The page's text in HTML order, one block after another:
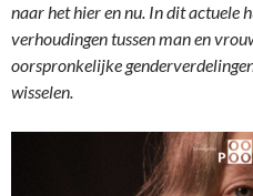
naar het hier en nu. In dit actuele
verhoudingen tussen man en
oorspronkelijke
wisselen.